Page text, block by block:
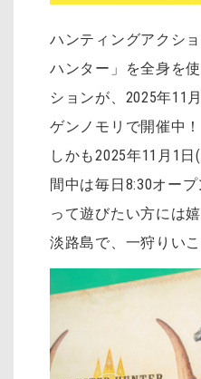
ハンティングアクシ
ハンター」を全身を
ションが、2025年11
ゲンノモリで開催中！
しかも2025年11月1
間中は毎日8:30オー
って遊びたい方には
淡路島で、一狩りいこ